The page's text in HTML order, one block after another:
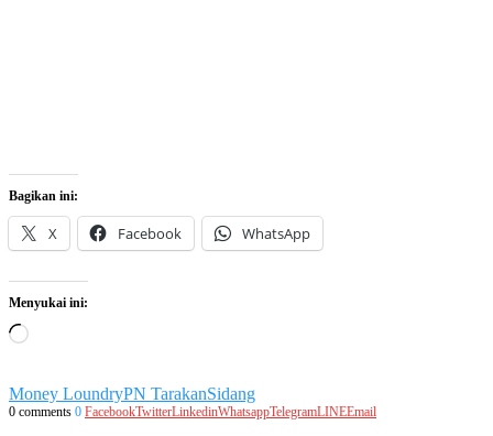
Bagikan ini:
X Facebook WhatsApp
Menyukai ini:
Memuat...
Money LoundryPN TarakanSidang
0 comments 0 FacebookTwitterLinkedinWhatsappTelegramLINEEmail